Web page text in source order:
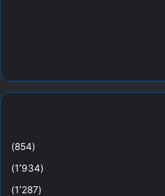
(854)
(1٬934)
(1٬287)